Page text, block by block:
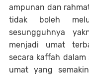
ampunan dan
tidak boleh
sesungguhnya
menjadi umat
secara kaffah dalam
umat yang